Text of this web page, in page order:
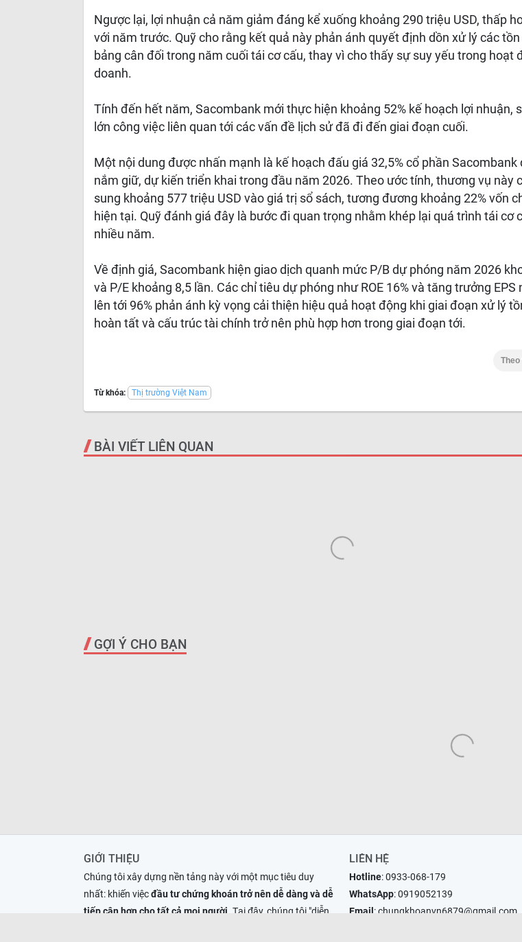
Ngược lại, lợi nhuận cả năm giảm đáng kể xuống khoảng 290 triệu USD, thấp
với năm trước. Quỹ cho rằng kết quả này phản ánh quyết định dồn xử lý các
bảng cân đối trong năm cuối tái cơ cấu, thay vì cho thấy sự suy yếu trong hoạt
doanh.
Tính đến hết năm, Sacombank mới thực hiện khoảng 52% kế hoạch lợi nhuận,
lớn công việc liên quan tới các vấn đề lịch sử đã đi đến giai đoạn cuối.
Một nội dung được nhấn mạnh là kế hoạch đấu giá 32,5% cổ phần Sacombank
nắm giữ, dự kiến triển khai trong đầu năm 2026. Theo ước tính, thương vụ này
sung khoảng 577 triệu USD vào giá trị sổ sách, tương đương khoảng 22% vốn
hiện tại. Quỹ đánh giá đây là bước đi quan trọng nhằm khép lại quá trình tái cơ
nhiều năm.
Về định giá, Sacombank hiện giao dịch quanh mức P/B dự phóng năm 2026
và P/E khoảng 8,5 lần. Các chỉ tiêu dự phóng như ROE 16% và tăng trưởng EPS
lên tới 96% phản ánh kỳ vọng cải thiện hiệu quả hoạt động khi giai đoạn xử lý
hoàn tất và cấu trúc tài chính trở nên phù hợp hơn trong giai đoạn tới.
Theo
Từ khóa: Thị trường Việt Nam
BÀI VIẾT LIÊN QUAN
GỢI Ý CHO BẠN
GIỚI THIỆU
Chúng tôi xây dựng nền tảng này với một mục tiêu duy
nhất: khiến việcđầu tư chứng khoán trở nên dễ dàng và dễ
tiếp cận hơn cho tất cả mọi người . Tại đây, chúng tôi "diễn
LIÊN HỆ
Hotline:0933-068-179
WhatsApp:0919052139
Email:chungkhoanvn6879@gmail.com